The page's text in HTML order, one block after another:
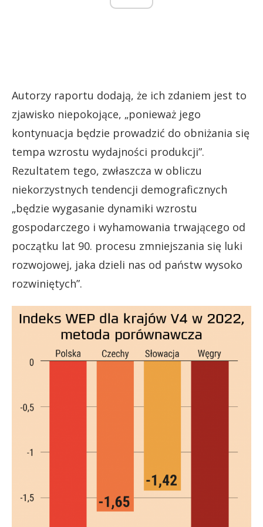
Autorzy raportu dodają, że ich zdaniem jest to
zjawisko niepokojące, „ponieważ jego
kontynuacja będzie prowadzić do obniżania się
tempa wzrostu wydajności produkcji”.
Rezultatem tego, zwłaszcza w obliczu
niekorzystnych tendencji demograficznych
„będzie wygasanie dynamiki wzrostu
gospodarczego i wyhamowania trwającego od
początku lat 90. procesu zmniejszania się luki
rozwojowej, jaka dzieli nas od państw wysoko
rozwiniętych”.